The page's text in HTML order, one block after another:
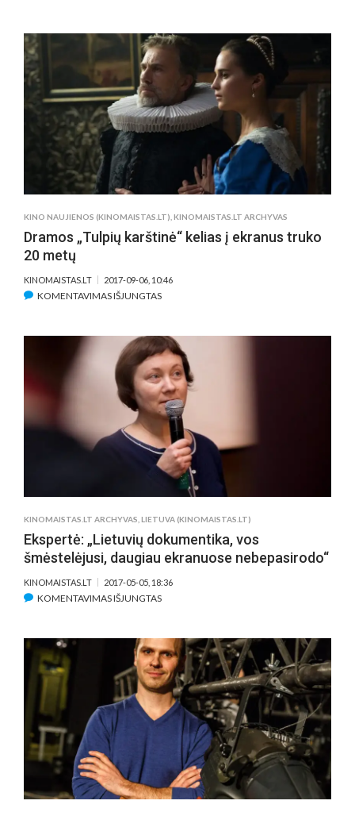
SUGRĮŽIMĄ
LIETUVIŠKA
KNYGA
„TVIN
PYKSAS
PRADEDANTIEMS“
KINO NAUJIENOS (KINOMAISTAS.LT) KINOMAISTAS.LT ARCHYVAS
Dramos „Tulpių karštinė“ kelias į ekranus truko
20 metų
KINOMAISTAS.LT 2017-09-06, 10:46
KOMENTAVIMAS IŠJUNGTASĮRAŠE
KARŠTINĖ“
KELIAS
Į
EKRANUS
TRUKO
20
METŲ
KINOMAISTAS.LT ARCHYVAS LIETUVA (KINOMAISTAS.LT)
Ekspertė: „Lietuvių dokumentika, vos
šmėstelėjusi, daugiau ekranuose nebepasirodo“
KINOMAISTAS.LT 2017-05-05, 18:36
KOMENTAVIMAS IŠJUNGTASĮRAŠE
DOKUMENTIKA,
VOS
ŠMĖSTELĖJUSI,
DAUGIAU
EKRANUOSE
NEBEPASIRODO“